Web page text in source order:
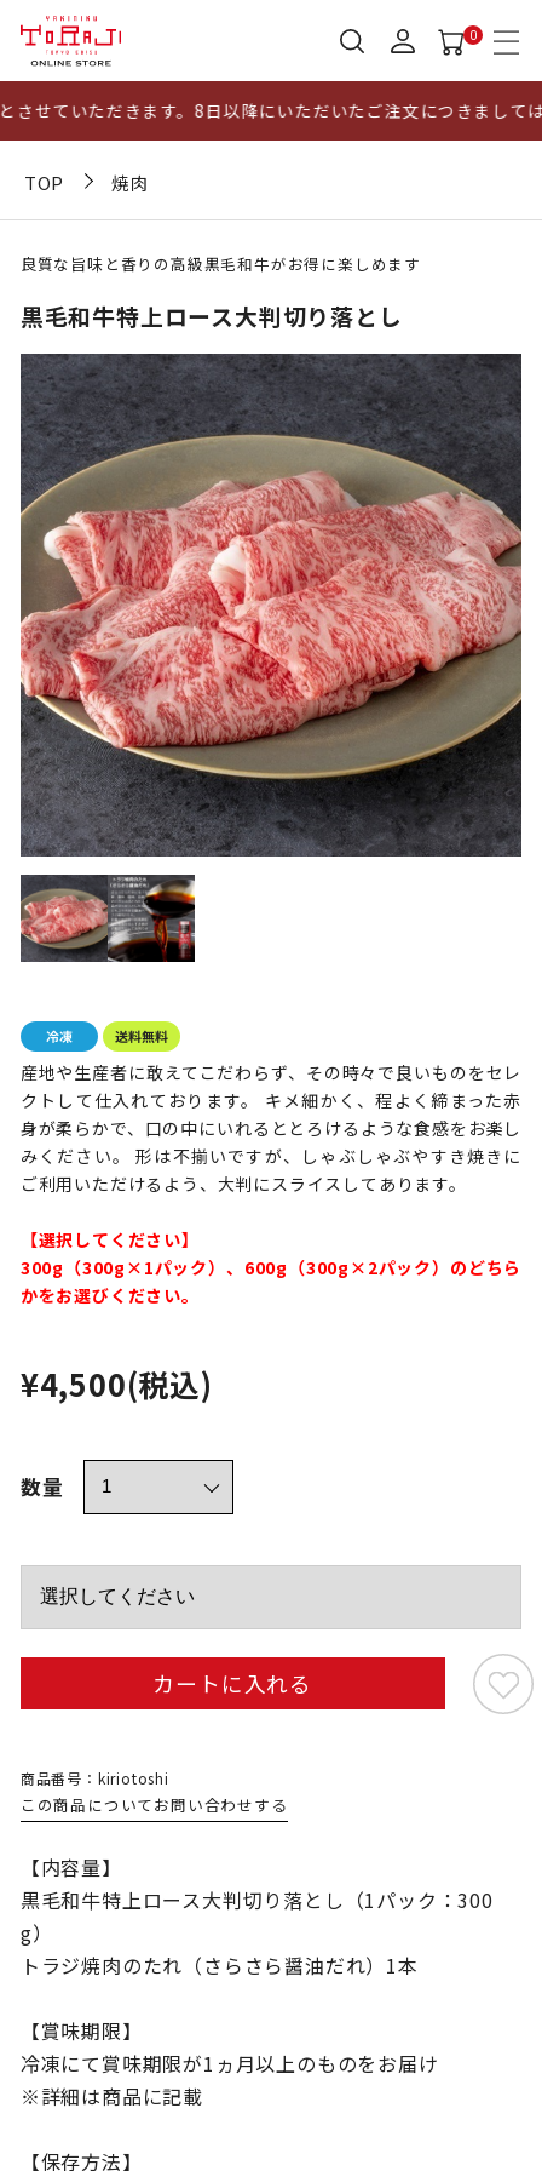
0
いただきます。8日以降にいただいたご注文につきましては
TOP 焼肉
良質な旨味と香りの高級黒毛和牛がお得に楽しめます
黒毛和牛特上ロース大判切り落とし
産地や生産者に敢えてこだわらず、その時々で良いものをセレ
クトして仕入れております。 キメ細かく、程よく締まった赤
身が柔らかで、口の中にいれるととろけるような食感をお楽し
みください。 形は不揃いですが、しゃぶしゃぶやすき焼きに
ご利用いただけるよう、大判にスライスしてあります。
【選択してください】
300g（300g×1パック）、600g（300g×2パック）のどちら
かをお選びください。
¥4,500(税込)
数量
カートに入れる
商品番号：kiriotoshi
この商品についてお問い合わせする
【内容量】
黒毛和牛特上ロース大判切り落とし（1パック：300
g）
トラジ焼肉のたれ（さらさら醤油だれ）1本
【賞味期限】
冷凍にて賞味期限が1ヵ月以上のものをお届け
※詳細は商品に記載
【保存方法】